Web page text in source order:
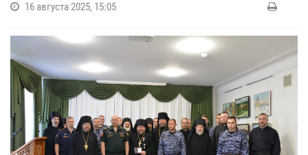
16 августа 2025, 15:05